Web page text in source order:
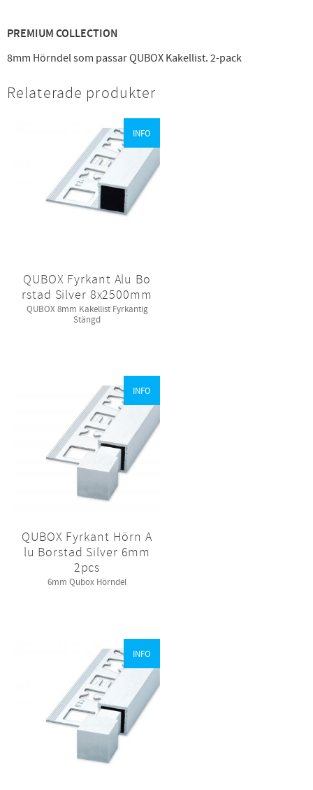
PREMIUM COLLECTION
8mm Hörndel som passar QUBOX Kakellist. 2-pack
Relaterade produkter
QUBOX Fyrkant Alu Bo
rstad Silver 8x2500mm
QUBOX 8mm Kakellist Fyrkantig
Stängd
INFO
QUBOX Fyrkant Hörn A
lu Borstad Silver 6mm
2pcs
6mm Qubox Hörndel
INFO
INFO